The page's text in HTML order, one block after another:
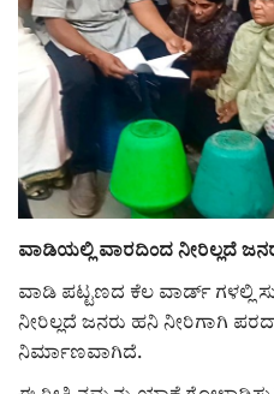
ರಾಜಕೀಯ
ಸುದ್ದಿ
e-paper (ಇ–ಪೇಪರ್‌)
ಪುಸ್ತಕ ಪರಿಚಯ
ಅಂಕಣ
ಸಾಧಕರ ಪರಿಚಯ
ವಾಡಿಯಲ್ಲಿ ವಾರದಿಂದ ನೀರಿಲ್ಲದೆ
ವಾಡಿ ಪಟ್ಟಣದ ಕೆಲ ವಾರ್ಡ್ ಗಳಲ್ಲಿ
ನೀರಿಲ್ಲದೆ ಜನರು ಹನಿ ನೀರಿಗಾಗಿ
ನಿರ್ಮಾಣವಾಗಿದೆ.